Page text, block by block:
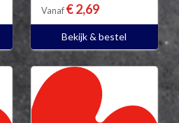
Vanaf € 2,69
Bekijk & bestel